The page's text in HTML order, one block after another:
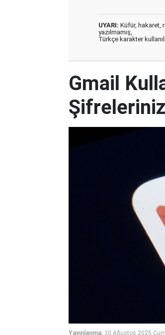
UYARI: Küfür, hakaret,
yazılmamış,
Türkçe karakter
Gmail
Yayınlanma: 30 Ağustos 2025